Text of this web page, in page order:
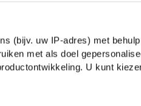
(bijv. uw IP-adres) met
met als doel
U kunt